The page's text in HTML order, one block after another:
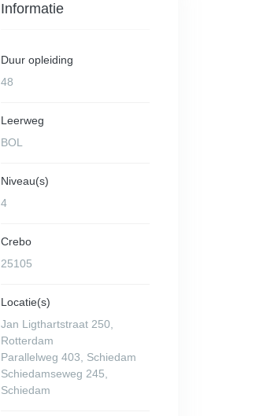
Informatie
Duur opleiding
48
Leerweg
BOL
Niveau(s)
4
Crebo
25105
Locatie(s)
Jan Ligthartstraat 250,
Rotterdam
Parallelweg 403, Schiedam
Schiedamseweg 245,
Schiedam